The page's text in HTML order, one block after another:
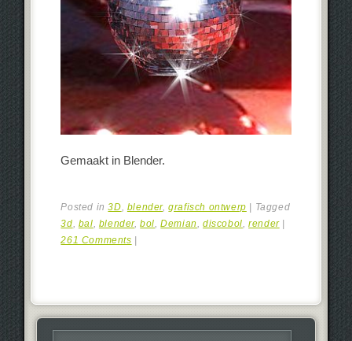
Gemaakt in Blender.
Posted in3D blender,grafisch ontwerp | Tagged
3d bal blender,bol ,Demian ,discobol ,render |
261 Comments |